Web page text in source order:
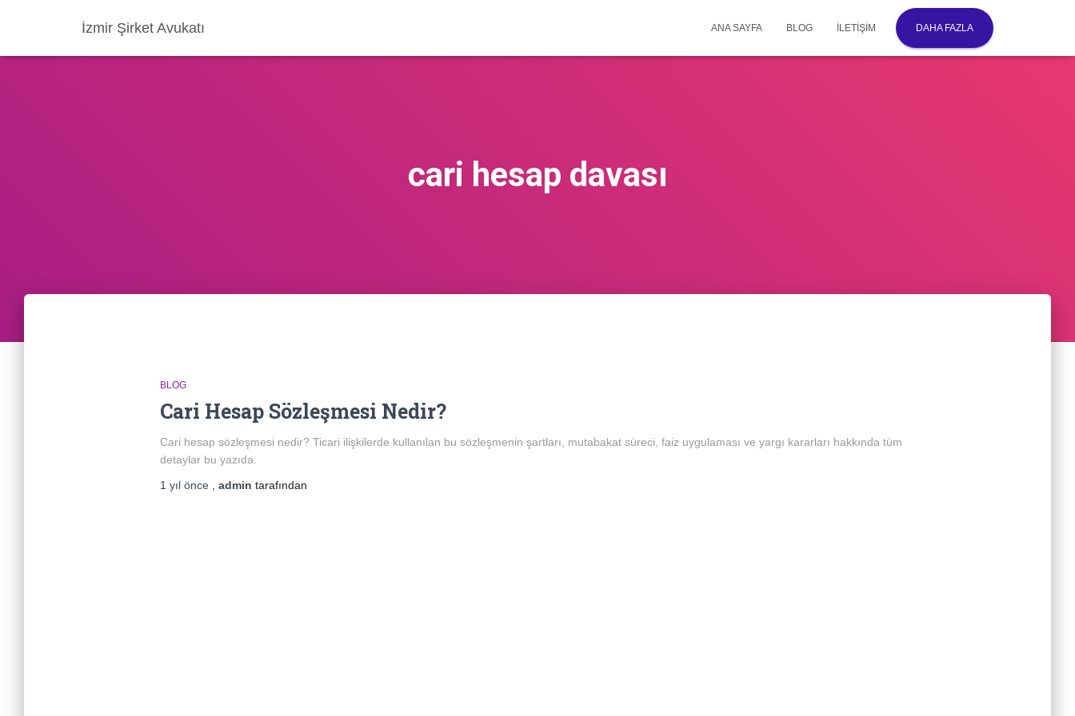
İzmir Şirket Avukatı ANA SAYFA BLOG İLETIŞIM DAHA FAZLA
cari hesap davası
BLOG
Cari Hesap Sözleşmesi Nedir?
Cari hesap sözleşmesi nedir? Ticari ilişkilerde kullanılan bu sözleşmenin şartları, mutabakat süreci, faiz uygulaması ve yargı kararları hakkında tüm
detaylar bu yazıda.
1 yılönce admin tarafından